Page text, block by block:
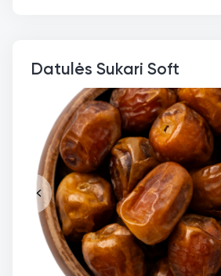
Datulės Sukari Soft